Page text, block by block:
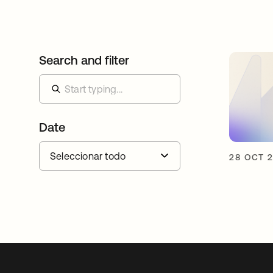
Search and filter
Date
28 OCT